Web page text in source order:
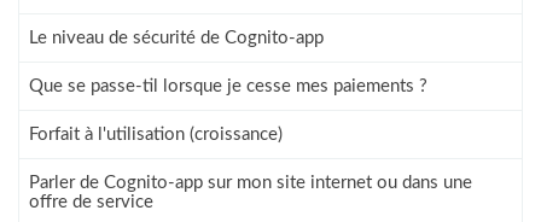
Le niveau de sécurité de Cognito-app
Que se passe-til lorsque je cesse mes paiements ?
Forfait à l'utilisation (croissance)
Parler de Cognito-app sur mon site internet ou dans une
offre de service